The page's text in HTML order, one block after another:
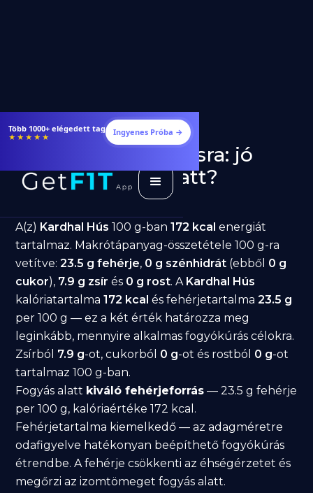
Étrendek, receptek és edzéstervek
★★★★★ Ingyenes Próba →
Kardhal Hús fogyásra: jó
választás diéta alatt?
A(z) Kardhal Hús 100 g-ban172 kcal energiát
tartalmaz. Makrótápanyag-összetétele 100 g-ra
vetítve:23.5 g fehérje, 0 g szénhidrát (ebből 0 g
cukor), 7.9 g zsír és 0 g rost. A Kardhal Hús
kalóriatartalma172 kcal és fehérjetartalma23.5 g
per 100 g — ez a két érték határozza meg
leginkább, mennyire alkalmas fogyókúrás célokra.
Zsírból 7.9 g-ot, cukorból 0 g-ot és rostból 0 g-ot
tartalmaz 100 g-ban.
Fogyás alatt kiváló fehérjeforrás — 23.5 g fehérje
per 100 g, kalóriaértéke 172 kcal.
Fehérjetartalma kiemelkedő — az adagméretre
odafigyelve hatékonyan beépíthető fogyókúrás
étrendbe. A fehérje csökkenti az éhségérzetet és
megőrzi az izomtömeget fogyás alatt.